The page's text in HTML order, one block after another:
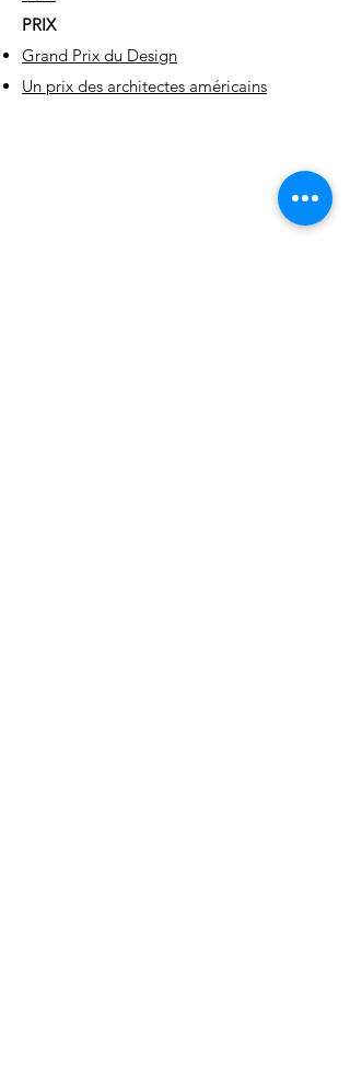
PRIX
Grand Prix du Design
Un prix des architectes américains